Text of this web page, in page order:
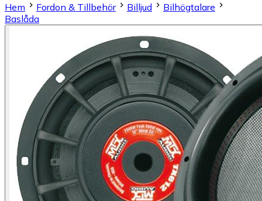
Hem
Fordon & Tillbehör Billjud
Bilhögtalare
Baslåda